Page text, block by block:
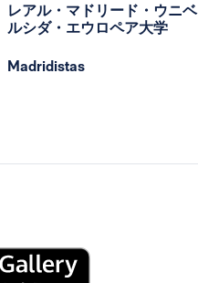
レアル・マドリード・ウニベ
ルシダ・エウロペア大学
Madridistas